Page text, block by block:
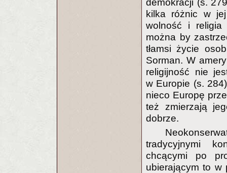
demokracji (s.
kilka różnic w
wolność i religia
można by
tłamsi życie
Sorman. W
religijność nie
w Europie (s.
nieco Europę
też zmierzają
dobrze.
tradycyjnymi
chcącymi po
ubierającym to w